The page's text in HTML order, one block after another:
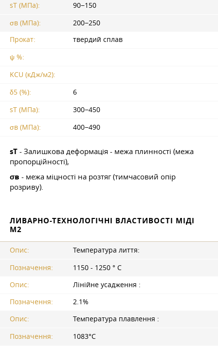
sT (МПа):
90−150
σв (МПа):
200−250
Прокат:
твердий сплав
ψ %:
KCU (кДж/м2):
δ5 (%):
6
sT (МПа):
300−450
σв (МПа):
400−490
sT - Залишкова деформація - межа плинності (межа
пропорційності),
σв - межа міцності на розтяг (тимчасовий опір
розриву).
ЛИВАРНО-ТЕХНОЛОГІЧНІ ВЛАСТИВОСТІ МІДІ
М2
Опис:
Температура лиття:
Позначення:
1150 - 1250 ° C
Опис:
Лінійне усадження :
Позначення:
2.1%
Опис:
Температура плавлення :
Позначення:
1083°C